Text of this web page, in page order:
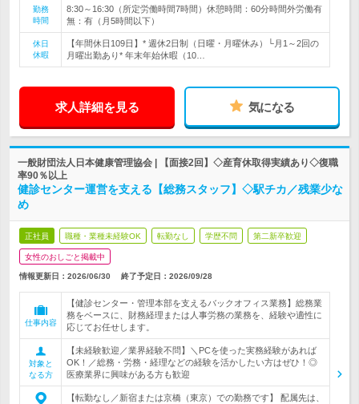
勤務
時間
8:30～16:30（所定労働時間7時間）休憩時間：60分時間外労働有
無：有（月5時間以下）
休日
休暇
【年間休日109日】* 週休2日制（日曜・月曜休み）└月1～2回の
月曜出勤あり* 年末年始休暇（10…
求人詳細を見る 気になる
一般財団法人日本健康管理協会 | 【面接2回】◇産育休取得実績あり◇復職
率90％以上
健診センター運営を支える【総務スタッフ】◇駅チカ／残業少な
め
正社員 職種・業種未経験OK 転勤なし 学歴不問 第二新卒歓迎
女性のおしごと掲載中
情報更新日：2026/06/30 終了予定日： 2026/09/28
仕事内容
【健診センター・管理本部を支えるバックオフィス業務】総務業
務をベースに、財務経理または人事労務の業務を、経験や適性に
応じてお任せします。
対象と
なる方
【未経験歓迎／業界経験不問】＼PCを使った実務経験があれば
OK！／総務・労務・経理などの経験を活かしたい方はぜひ！◎
医療業界に興味がある方も歓迎
【転勤なし／新宿または京橋（東京）での勤務です】 配属先は、